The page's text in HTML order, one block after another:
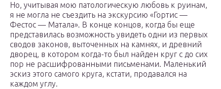
Но, учитывая мою патологическую любовь к руинам,
я не могла не съездить на экскурсию «Гортис —
Фестос — Матала». В конце концов, когда бы еще
представилась возможность увидеть одни из первых
сводов законов, выточенных на камнях, и древний
дворец, в котором когда-то был найден круг с до сих
пор не расшифрованными письменами. Маленький
эскиз этого самого круга, кстати, продавался на
каждом углу.